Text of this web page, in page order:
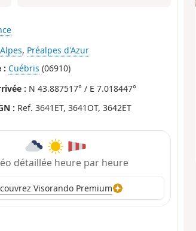
Alpes, Préalpes d'Azur
: Cuébris (06910)
: N 43.887517° / E 7.018447°
: Ref. 3641ET, 3641OT, 3642ET
détaillée heure par heure
Visorando Premium